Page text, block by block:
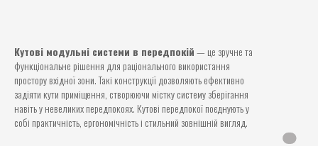
Кутові модульні системи в передпокій— це зручне та
функціональне рішення для раціонального використання
простору вхідної зони. Такі конструкції дозволяють ефективно
задіяти кути приміщення, створюючи містку систему зберігання
навіть у невеликих передпокоях. Кутові передпокої поєднують у
собі практичність, ергономічність і стильний зовнішній вигляд.